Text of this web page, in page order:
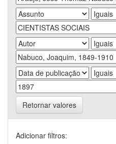
Retornar valores
Adicionar filtros: